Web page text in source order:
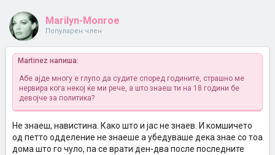
Marilyn-Monroe
Популарен член
Martinez напиша:
Абе ајде многу е глупо да судите според годините, страшно ме
нервира кога некој ќе ми рече, а што знаеш ти на 18 години бе
девојче за политика?
Не знаеш, навистина. Како што и јас не знаев. И комшичето
од петто одделение не знаеше а убедуваше дека знае со тоа
дома што го чуло, па се врати ден-два после последните